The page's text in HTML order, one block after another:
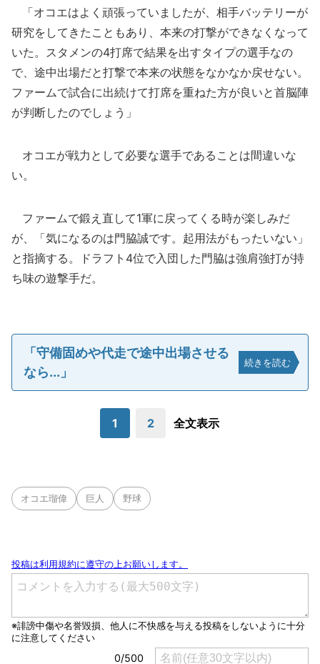
「オコエはよく頑張っていましたが、相手バッテリーが
研究をしてきたこともあり、本来の打撃ができなくなって
いた。スタメンの4打席で結果を出すタイプの選手なの
で、途中出場だと打撃で本来の状態をなかなか戻せない。
ファームで試合に出続けて打席を重ねた方が良いと首脳陣
が判断したのでしょう」
オコエが戦力として必要な選手であることは間違いな
い。
ファームで鍛え直して1軍に戻ってくる時が楽しみだ
が、「気になるのは門脇誠です。起用法がもったいない」
と指摘する。ドラフト4位で入団した門脇は強肩強打が持
ち味の遊撃手だ。
「守備固めや代走で途中出場させる
なら...」
続きを読む
1 2 全文表示
オコエ瑠偉 巨人 野球